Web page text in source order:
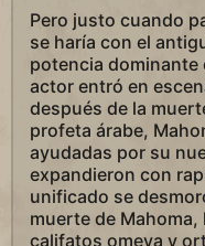
Pero justo cuando
se haría con el
potencia dominante
actor entró en
después de la
profeta árabe,
ayudadas por su
expandieron con
unificado se
muerte de
califatos omeya y